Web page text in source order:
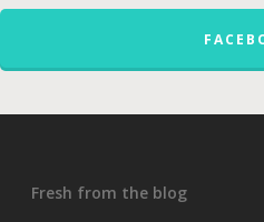
Fresh from the blog